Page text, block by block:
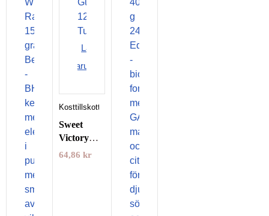
Lägg i
varukorgen
Kosttillskott
Sweet
Victory
Gum 12st
64,86 kr